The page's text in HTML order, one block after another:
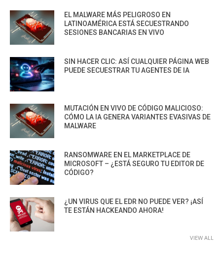
EL MALWARE MÁS PELIGROSO EN
LATINOAMÉRICA ESTÁ SECUESTRANDO
SESIONES BANCARIAS EN VIVO
SIN HACER CLIC: ASÍ CUALQUIER PÁGINA WEB
PUEDE SECUESTRAR TU AGENTES DE IA
MUTACIÓN EN VIVO DE CÓDIGO MALICIOSO:
CÓMO LA IA GENERA VARIANTES EVASIVAS DE
MALWARE
RANSOMWARE EN EL MARKETPLACE DE
MICROSOFT – ¿ESTÁ SEGURO TU EDITOR DE
CÓDIGO?
¿UN VIRUS QUE EL EDR NO PUEDE VER? ¡ASÍ
TE ESTÁN HACKEANDO AHORA!
VIEW ALL